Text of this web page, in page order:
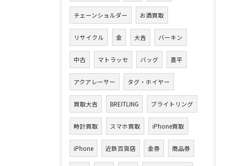
チェーンショルダー お酒買取
リサイクル 金 大吉 バーキン
中古 マトラッセ バッグ 喜平
アクアレーサー タグ・ホイヤー
買取大吉 BREITLING ブライトリング
時計買取 スマホ買取 iPhone買取
iPhone 近鉄百貨店 金券 商品券